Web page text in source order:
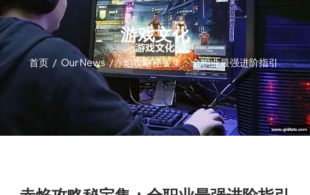
游戏文化
首页 / Our News /赤焰攻略秘宝集：全职业最强进阶指引